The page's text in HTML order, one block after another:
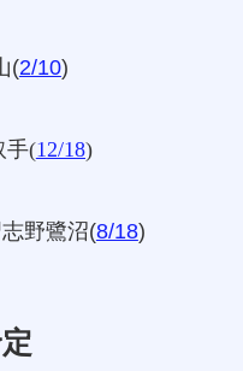
(2/10)
手(12/18)
野鷺沼(8/18)